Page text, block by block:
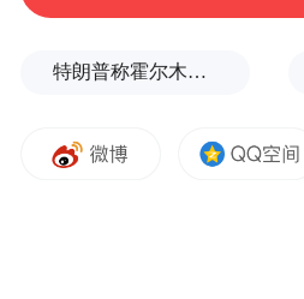
特朗普称霍尔木兹海峡协议尚未达成，正参与相关谈判